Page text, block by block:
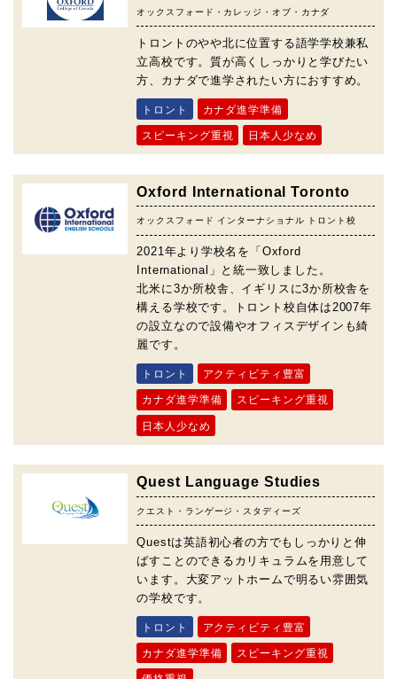
オックスフォード・カレッジ・オブ・カナダ
トロントのやや北に位置する語学学校兼私
立高校です。質が高くしっかりと学びたい
方、カナダで進学されたい方におすすめ。
トロント カナダ進学準備
スピーキング重視 日本人少なめ
Oxford International Toronto
オックスフォード インターナショナル トロント校
2021年より学校名を「Oxford
International」と統一致しました。
北米に3か所校舎、イギリスに3か所校舎を
構える学校です。トロント校自体は2007年
の設立なので設備やオフィスデザインも綺
麗です。
トロント アクティビティ豊富
カナダ進学準備 スピーキング重視
日本人少なめ
Quest Language Studies
クエスト・ランゲージ・スタディーズ
Questは英語初心者の方でもしっかりと伸
ばすことのできるカリキュラムを用意して
います。大変アットホームで明るい雰囲気
の学校です。
トロント アクティビティ豊富
カナダ進学準備 スピーキング重視